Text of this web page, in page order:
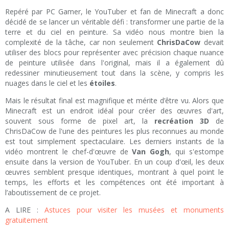
Repéré par PC Gamer, le YouTuber et fan de Minecraft a donc
décidé de se lancer un véritable défi : transformer une partie de la
terre et du ciel en peinture. Sa vidéo nous montre bien la
complexité de la tâche, car non seulement ChrisDaCow devait
utiliser des blocs pour représenter avec précision chaque nuance
de peinture utilisée dans l'original, mais il a également dû
redessiner minutieusement tout dans la scène, y compris les
nuages dans le ciel et les étoiles.
Mais le résultat final est magnifique et mérite d’être vu. Alors que
Minecraft est un endroit idéal pour créer des œuvres d'art,
souvent sous forme de pixel art, la recréation 3D de
ChrisDaCow de l'une des peintures les plus reconnues au monde
est tout simplement spectaculaire. Les derniers instants de la
vidéo montrent le chef-d'œuvre deVan Gogh, qui s'estompe
ensuite dans la version de YouTuber. En un coup d'œil, les deux
œuvres semblent presque identiques, montrant à quel point le
temps, les efforts et les compétences ont été important à
l’aboutissement de ce projet.
A LIRE : Astuces pour visiter les musées et monuments
gratuitement